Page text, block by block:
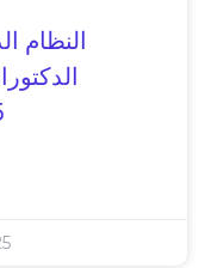
النظام